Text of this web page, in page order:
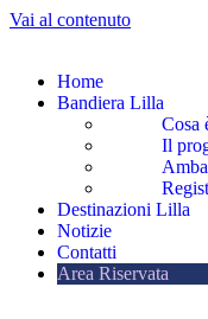
Vai al contenuto
Home
Bandiera Lilla
Cosa
Il
Destinazioni Lilla
Notizie
Contatti
Area Riservata